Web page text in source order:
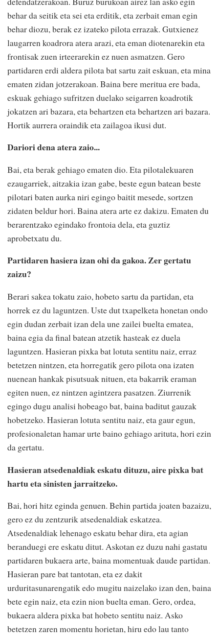
behar da seitik eta sei eta erditik, eta zerbait eman egin
behar diozu, berak ez izateko pilota errazak. Gutxienez
laugarren koadrora atera arazi, eta eman diotenarekin eta
frontisak zuen irteerarekin ez nuen asmatzen. Gero
partidaren erdi aldera pilota bat sartu zait eskuan, eta mina
ematen zidan jotzerakoan. Baina bere meritua ere bada,
eskuak gehiago sufritzen duelako seigarren koadrotik
jokatzen ari bazara, eta behartzen eta behartzen ari bazara.
Hortik aurrera oraindik eta zailagoa ikusi dut.
Dariori dena atera zaio...
Bai, eta berak gehiago ematen dio. Eta pilotalekuaren
ezaugarriek, aitzakia izan gabe, beste egun batean beste
pilotari baten aurka niri egingo baitit mesede, sortzen
zidaten beldur hori. Baina atera arte ez dakizu. Ematen du
berarentzako egindako frontoia dela, eta guztiz
aprobetxatu du.
Partidaren hasiera izan ohi da gakoa. Zer gertatu
zaizu?
Berari sakea tokatu zaio, hobeto sartu da partidan, eta
horrek ez du laguntzen. Uste dut txapelketa honetan ondo
egin dudan zerbait izan dela une zailei buelta ematea,
baina egia da final batean atzetik hasteak ez duela
laguntzen. Hasieran pixka bat lotuta sentitu naiz, erraz
betetzen nintzen, eta horregatik gero pilota ona izaten
nuenean hankak pisutsuak nituen, eta bakarrik eraman
egiten nuen, ez nintzen agintzera pasatzen. Ziurrenik
egingo dugu analisi hobeago bat, baina baditut gauzak
hobetzeko. Hasieran lotuta sentitu naiz, eta gaur egun,
profesionaletan hamar urte baino gehiago arituta, hori ezin
da gertatu.
Hasieran atsedenaldiak eskatu dituzu, aire pixka bat
hartu eta sinisten jarraitzeko.
Bai, hori hitz eginda genuen. Behin partida joaten bazaizu,
gero ez du zentzurik atsedenaldiak eskatzea.
Atsedenaldiak lehenago eskatu behar dira, eta agian
beranduegi ere eskatu ditut. Askotan ez duzu nahi gastatu
partidaren bukaera arte, baina momentuak daude partidan.
Hasieran pare bat tantotan, eta ez dakit
urduritasunarengatik edo mugitu naizelako izan den, baina
bete egin naiz, eta ezin nion buelta eman. Gero, ordea,
bukaera aldera pixka bat hobeto sentitu naiz. Asko
betetzen zaren momentu horietan, hiru edo lau tanto